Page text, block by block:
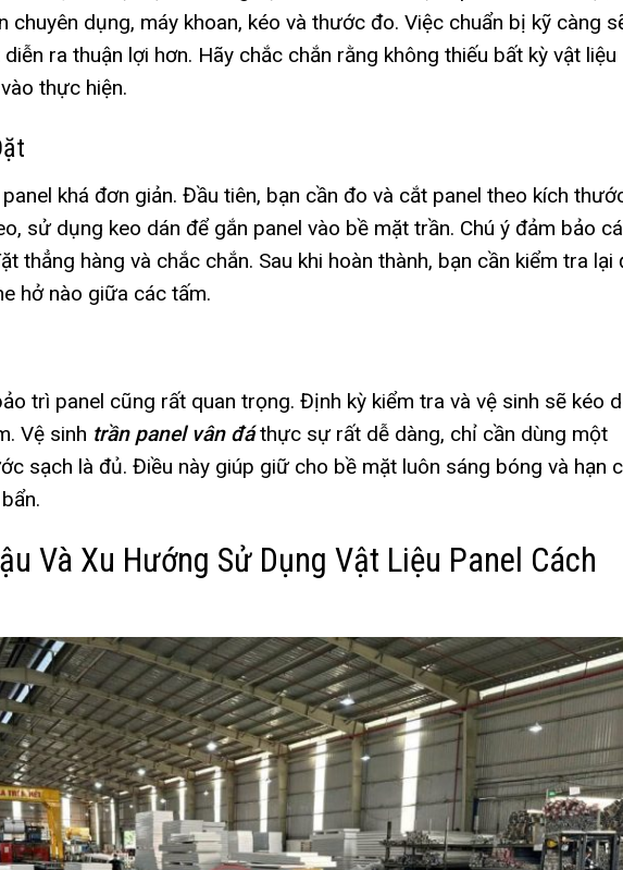
chuyên dụng, máy khoan, kéo và thước đo. Việc chuẩn bị kỹ càng
ra thuận lợi hơn. Hãy chắc chắn rằng không thiếu bất kỳ vật liệu
thực hiện.
khá đơn giản. Đầu tiên, bạn cần đo và cắt panel theo kích
sử dụng keo dán để gắn panel vào bề mặt trần. Chú ý đảm bảo
thẳng hàng và chắc chắn. Sau khi hoàn thành, bạn cần kiểm tra lại
hở nào giữa các tấm.
trì panel cũng rất quan trọng. Định kỳ kiểm tra và vệ sinh sẽ kéo
Vệ sinh trần panel vân đáthực sự rất dễ dàng, chỉ cần dùng một
sạch là đủ. Điều này giúp giữ cho bề mặt luôn sáng bóng và hạn
Và Xu Hướng Sử Dụng Vật Liệu Panel Cách